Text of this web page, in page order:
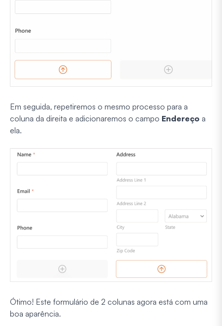
Em seguida, repetiremos o mesmo processo para a
coluna da direita e adicionaremos o campo Endereço a
ela.
Ótimo! Este formulário de 2 colunas agora está com uma
boa aparência.